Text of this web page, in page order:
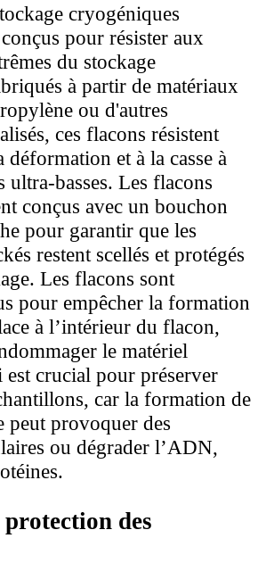
cryogéniques
pour résister aux
du stockage
à partir de matériaux
ou d'autres
ces flacons résistent
déformation et à la casse à
ultra-basses. Les flacons
conçus avec un bouchon
pour garantir que les
restent scellés et protégés
Les flacons sont
pour empêcher la formation
à l’intérieur du flacon,
le matériel
crucial pour préserver
car la formation de
peut provoquer des
ou dégrader l’ADN,
des